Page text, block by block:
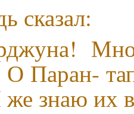
сказал:
О Паран-
знаю их